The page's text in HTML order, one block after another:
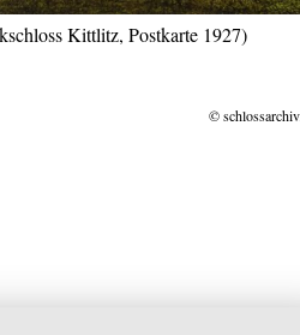
Kittlitz, Postkarte 1927)
©